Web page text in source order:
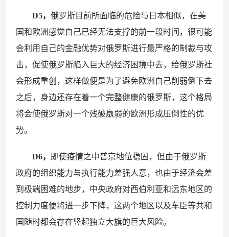
D5，俄罗斯目前所面临的危险与日本相似，在美
国和欧洲感觉自己已经无法支撑的前一段时间，很可能
会利用自己的金融优势对俄罗斯进行最严格的制裁与攻
击，促使俄罗斯陷入巨大的经济困境中去，给俄罗斯社
会形成重创，这样做便是为了避免欧洲自己削弱倒下去
之后，身边还存在着一个完整健康的俄罗斯，这个格局
将会使俄罗斯对一个残破羸弱的欧洲形成压倒性的优
势。
D6，
即使疫情之中普京地位稳固，但由于俄罗斯
政府的组织能力与执行能力差强人意，也由于经济会差
到极端困难的地步，中央政府对西伯利亚和远东地区的
控制力度便将进一步下降，这两个地区以及车臣等共和
国随时都会存在竖起独立大旗的巨大风险。